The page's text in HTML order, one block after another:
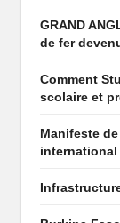
ai
GRAND
de fer
Comment
scolaire et
Manifeste